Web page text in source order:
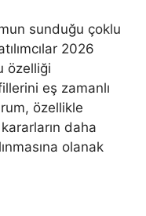
sunduğu çoklu
2026
özelliği
eş zamanlı
özellikle
daha
olanak